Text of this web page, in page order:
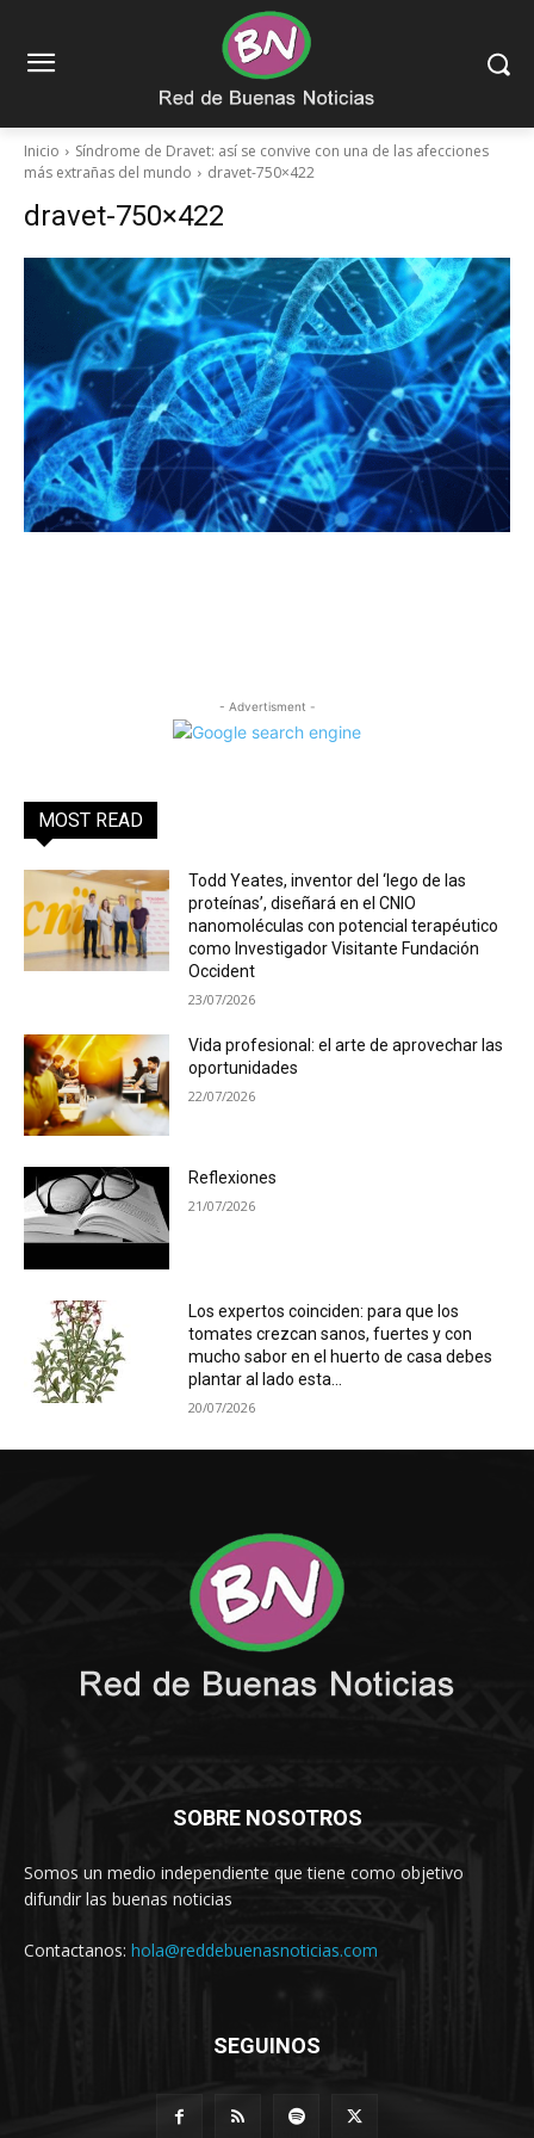
Inicio
Síndrome de Dravet: así se convive con una de las afecciones
más extrañas del mundo
dravet-750×422
dravet-750×422
- Advertisment -
MOST READ
Todd Yeates, inventor del ‘lego de las
proteínas’, diseñará en el CNIO
nanomoléculas con potencial terapéutico
como Investigador Visitante Fundación
Occident
23/07/2026
Vida profesional: el arte de aprovechar las
oportunidades
22/07/2026
Reflexiones
21/07/2026
Los expertos coinciden: para que los
tomates crezcan sanos, fuertes y con
mucho sabor en el huerto de casa debes
plantar al lado esta...
20/07/2026
SOBRE NOSOTROS
Somos un medio independiente que tiene como objetivo
difundir las buenas noticias
Contactanos: hola@reddebuenasnoticias.com
SEGUINOS